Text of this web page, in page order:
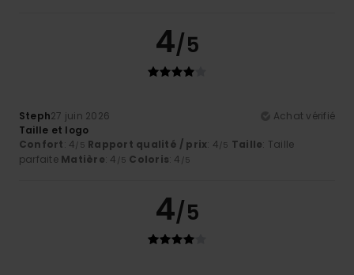
4/5
Steph27 juin 2026
Achat vérifié
Taille et logo
Confort: 4 /5 Rapport qualité / prix: 4 /5 Taille: Taille
parfaite Matière: 4 /5 Coloris: 4 /5
4/5